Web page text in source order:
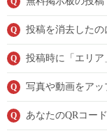
Q 投稿を消去したの
Q 投稿時に「エリア
Q 写真や動画をアッ
Q あなたのQRコー